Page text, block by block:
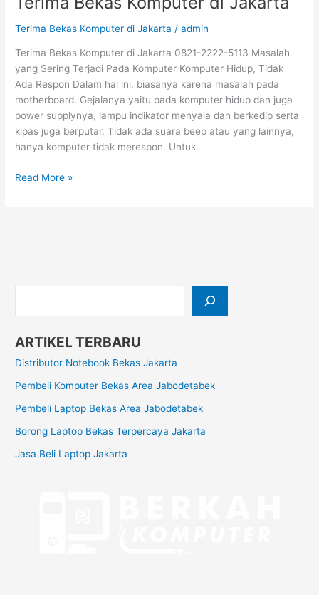
Terima Bekas Komputer di Jakarta /admin
Terima Bekas Komputer di Jakarta 0821-2222-5113 Masalah
yang Sering Terjadi Pada Komputer Komputer Hidup, Tidak
Ada Respon Dalam hal ini, biasanya karena masalah pada
motherboard. Gejalanya yaitu pada komputer hidup dan juga
power supplynya, lampu indikator menyala dan berkedip serta
kipas juga berputar. Tidak ada suara beep atau yang lainnya,
hanya komputer tidak merespon. Untuk
Read More »
ARTIKEL TERBARU
Distributor Notebook Bekas Jakarta
Pembeli Komputer Bekas Area Jabodetabek
Pembeli Laptop Bekas Area Jabodetabek
Borong Laptop Bekas Terpercaya Jakarta
Jasa Beli Laptop Jakarta